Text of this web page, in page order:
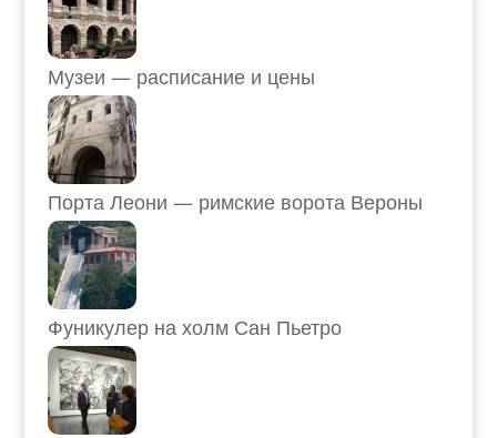
Музеи — расписание и цены
Порта Леони — римские ворота Вероны
Фуникулер на холм Сан Пьетро